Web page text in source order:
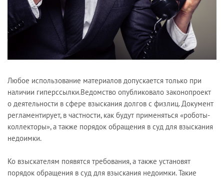
Любое использование материалов допускается только при
наличии гиперссылки.Ведомство опубликовало законопроект
о деятельности в сфере взыскания долгов с физлиц. Документ
регламентирует, в частности, как будут применяться «роботы-
коллекторы», а также порядок обращения в суд для взыскания
недоимки.
Ко взыскателям появятся требования, а также установят
порядок обращения в суд для взыскания недоимки. Такие